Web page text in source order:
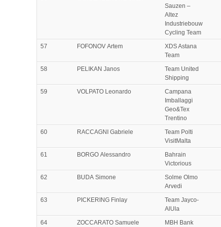
Sauzen –
Altez
Industriebouw
Cycling Team
57
FOFONOV Artem
XDS Astana
Team
58
PELIKAN Janos
Team United
Shipping
59
VOLPATO Leonardo
Campana
Imballaggi
Geo&Tex
Trentino
60
RACCAGNI Gabriele
Team Polti
VisitMalta
61
BORGO Alessandro
Bahrain
Victorious
62
BUDA Simone
Solme Olmo
Arvedi
63
PICKERING Finlay
Team Jayco-
AlUla
64
ZOCCARATO Samuele
MBH Bank